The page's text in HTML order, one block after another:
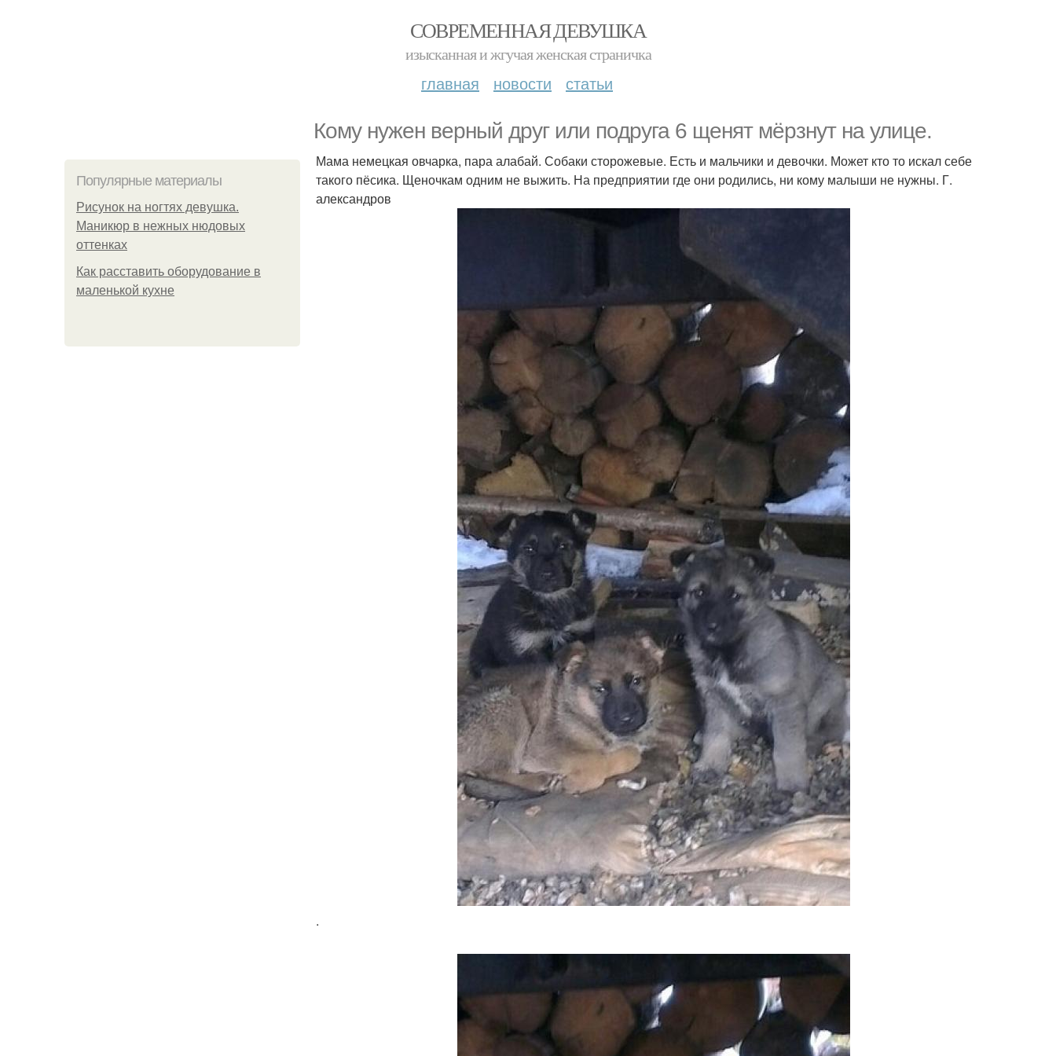
СОВРЕМЕННАЯ ДЕВУШКА
изысканная и жгучая женская страничка
главная новости статьи
Кому нужен верный друг или подруга 6 щенят мёрзнут на улице.
Популярные материалы
Рисунок на ногтях девушка.
Маникюр в нежных нюдовых
оттенках
Как расставить оборудование в
маленькой кухне
Мама немецкая овчарка, пара алабай. Собаки сторожевые. Есть и мальчики и девочки. Может кто то искал себе
такого пёсика. Щеночкам одним не выжить. На предприятии где они родились, ни кому малыши не нужны. Г.
александров
.